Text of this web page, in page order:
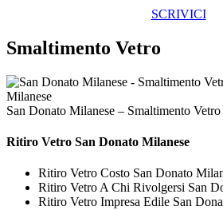
SCRIVICI
Smaltimento Vetro
San Donato Milanese – Smaltimento
Ritiro Vetro San Donato Milanese
Ritiro Vetro Costo San Donato
Ritiro Vetro A Chi Rivolgersi San
Ritiro Vetro Impresa Edile San